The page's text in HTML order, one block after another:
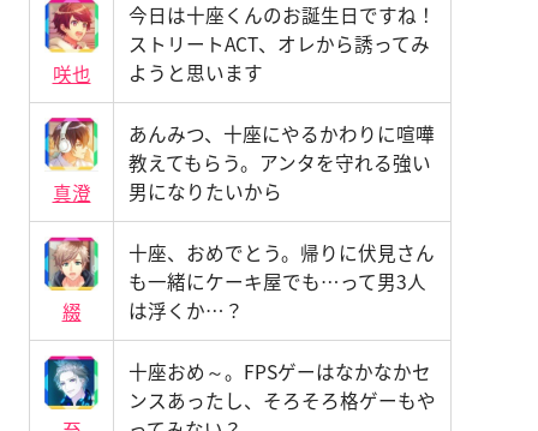
咲也
今日は十座くんのお誕生日ですね！
ストリートACT、オレから誘ってみ
ようと思います
真澄
あんみつ、十座にやるかわりに喧嘩
教えてもらう。アンタを守れる強い
男になりたいから
綴
十座、おめでとう。帰りに伏見さん
も一緒にケーキ屋でも…って男3人
は浮くか…？
十座おめ～。FPSゲーはなかなかセ
ンスあったし、そろそろ格ゲーもや